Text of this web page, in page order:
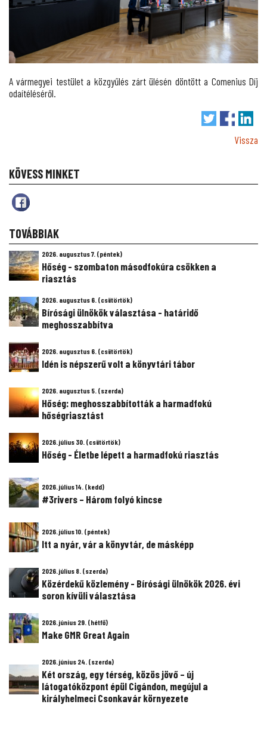
A vármegyei testület a közgyűlés zárt ülésén döntött a Comenius Díj
odaítéléséről.
Vissza
KÖVESS MINKET
TOVÁBBIAK
2026. augusztus 7. (péntek)
Hőség - szombaton másodfokúra csökken a
riasztás
2026. augusztus 6. (csütörtök)
Bírósági ülnökök választása - határidő
meghosszabbítva
2026. augusztus 6. (csütörtök)
Idén is népszerű volt a könyvtári tábor
2026. augusztus 5. (szerda)
Hőség: meghosszabbították a harmadfokú
hőségriasztást
2026. július 30. (csütörtök)
Hőség - Életbe lépett a harmadfokú riasztás
2026. július 14. (kedd)
#3rivers – Három folyó kincse
2026. július 10. (péntek)
Itt a nyár, vár a könyvtár, de másképp
2026. július 8. (szerda)
Közérdekű közlemény - Bírósági ülnökök 2026. évi
soron kívüli választása
2026. június 29. (hétfő)
Make GMR Great Again
2026. június 24. (szerda)
Két ország, egy térség, közös jövő – új
látogatóközpont épül Cigándon, megújul a
királyhelmeci Csonkavár környezete